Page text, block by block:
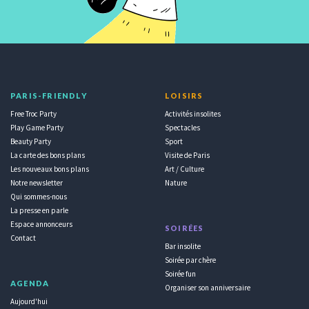
PARIS-FRIENDLY
Free Troc Party
Play Game Party
Beauty Party
La carte des bons plans
Les nouveaux bons plans
Notre newsletter
Qui sommes-nous
La presse en parle
Espace annonceurs
Contact
AGENDA
Aujourd'hui
LOISIRS
Activités insolites
Spectacles
Sport
Visite de Paris
Art / Culture
Nature
SOIRÉES
Bar insolite
Soirée par chère
Soirée fun
Organiser son anniversaire